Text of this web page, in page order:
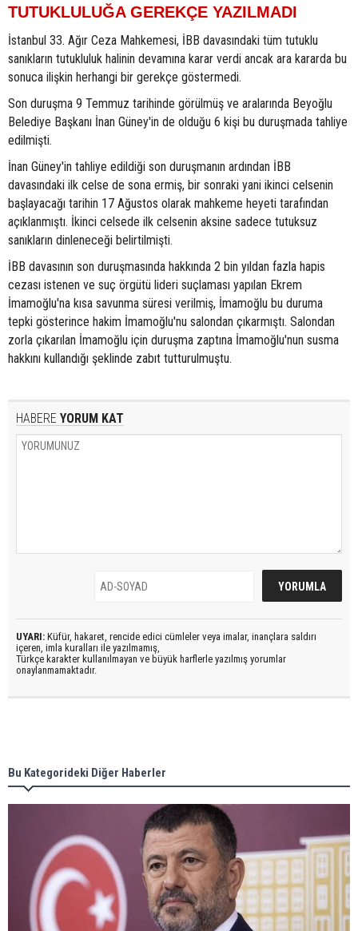
TUTUKLULUĞA GEREKÇE YAZILMADI
İstanbul 33. Ağır Ceza Mahkemesi, İBB davasındaki tüm tutuklu
sanıkların tutukluluk halinin devamına karar verdi ancak ara kararda bu
sonuca ilişkin herhangi bir gerekçe göstermedi.
Son duruşma 9 Temmuz tarihinde görülmüş ve aralarında Beyoğlu
Belediye Başkanı İnan Güney'in de olduğu 6 kişi bu duruşmada tahliye
edilmişti.
İnan Güney'in tahliye edildiği son duruşmanın ardından İBB
davasındaki ilk celse de sona ermiş, bir sonraki yani ikinci celsenin
başlayacağı tarihin 17 Ağustos olarak mahkeme heyeti tarafından
açıklanmıştı. İkinci celsede ilk celsenin aksine sadece tutuksuz
sanıkların dinleneceği belirtilmişti.
İBB davasının son duruşmasında hakkında 2 bin yıldan fazla hapis
cezası istenen ve suç örgütü lideri suçlaması yapılan Ekrem
İmamoğlu'na kısa savunma süresi verilmiş, İmamoğlu bu duruma
tepki gösterince hakim İmamoğlu'nu salondan çıkarmıştı. Salondan
zorla çıkarılan İmamoğlu için duruşma zaptına İmamoğlu'nun susma
hakkını kullandığı şeklinde zabıt tutturulmuştu.
HABERE YORUM KAT
UYARI: Küfür, hakaret, rencide edici cümleler veya imalar, inançlara saldırı
içeren, imla kuralları ile yazılmamış,
Türkçe karakter kullanılmayan ve büyük harflerle yazılmış yorumlar
onaylanmamaktadır.
Bu Kategorideki Diğer Haberler